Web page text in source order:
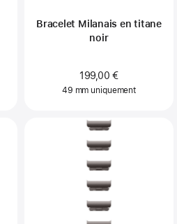
Bracelet Milanais en titane
noir
199,00 €
49 mm uniquement